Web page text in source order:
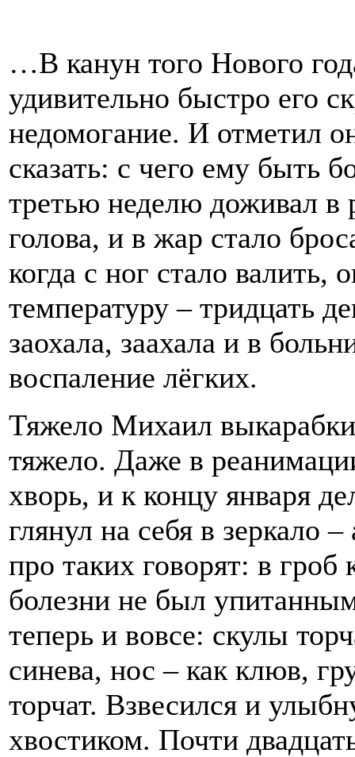
…В канун того Нового
удивительно быстро его
недомогание. И отметил
сказать: с чего ему быть
третью неделю доживал в
голова, и в жар стало
когда с ног стало валить,
температуру – тридцать
заохала, заахала и в
воспаление лёгких.
Тяжело Михаил
тяжело. Даже в
хворь, и к концу января
глянул на себя в зеркало
про таких говорят: в
болезни не был
теперь и вовсе: скулы
синева, нос – как клюв,
торчат. Взвесился и
хвостиком. Почти